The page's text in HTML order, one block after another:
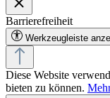
Barrierefreiheit
Werkzeugleiste
Diese Website
bieten zu können.